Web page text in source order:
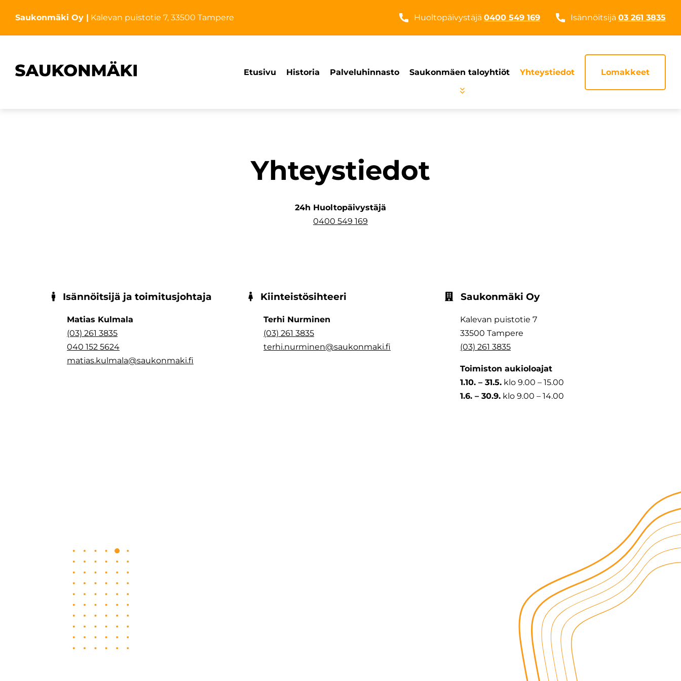
Saukonmäki Oy | Kalevan puistotie 7, 33500 Tampere Huoltopäivystäjä 0400 549 169 Isännöitsijä 03 261 3835
Etusivu Historia Palveluhinnasto Saukonmäen taloyhtiöt Yhteystiedot Lomakkeet
Yhteystiedot
24h Huoltopäivystäjä
0400 549 169
Isännöitsijä ja toimitusjohtaja
Matias Kulmala
(03) 261 3835
040 152 5624
matias.kulmala@saukonmaki.fi
Kiinteistösihteeri
Terhi Nurminen
(03) 261 3835
terhi.nurminen@saukonmaki.fi
Saukonmäki Oy
Kalevan puistotie 7
33500 Tampere
(03) 261 3835
Toimiston aukioloajat
1.10. – 31.5. klo 9.00 – 15.00
1.6. – 30.9. klo 9.00 – 14.00